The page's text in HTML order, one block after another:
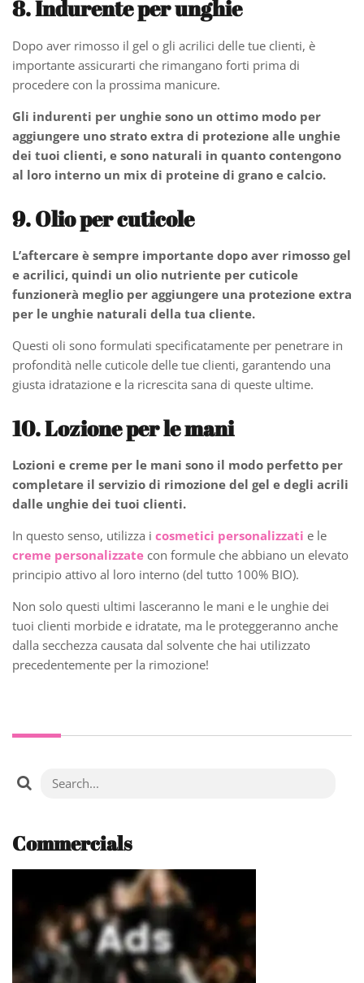
8. Indurente per unghie
Dopo aver rimosso il gel o gli acrilici delle tue clienti, è
importante assicurarti che rimangano forti prima di
procedere con la prossima manicure.
Gli indurenti per unghie sono un ottimo modo per
aggiungere uno strato extra di protezione alle unghie
dei tuoi clienti, e sono naturali in quanto contengono
al loro interno un mix di proteine ​​di grano e calcio.
9. Olio per cuticole
L’aftercare è sempre importante dopo aver rimosso gel
e acrilici, quindi un olio nutriente per cuticole
funzionerà meglio per aggiungere una protezione extra
per le unghie naturali della tua cliente.
Questi oli sono formulati specificatamente per penetrare in
profondità nelle cuticole delle tue clienti, garantendo una
giusta idratazione e la ricrescita sana di queste ultime.
10. Lozione per le mani
Lozioni e creme per le mani sono il modo perfetto per
completare il servizio di rimozione del gel e degli acrili
dalle unghie dei tuoi clienti.
In questo senso, utilizza i cosmetici personalizzati e le
creme personalizzate con formule che abbiano un elevato
principio attivo al loro interno (del tutto 100% BIO).
Non solo questi ultimi lasceranno le mani e le unghie dei
tuoi clienti morbide e idratate, ma le proteggeranno anche
dalla secchezza causata dal solvente che hai utilizzato
precedentemente per la rimozione!
Commercials